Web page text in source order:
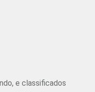
e classificados